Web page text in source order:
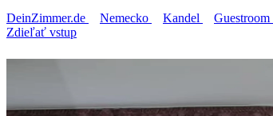
DeinZimmer.de
Nemecko Kandel
Zdieľať vstup